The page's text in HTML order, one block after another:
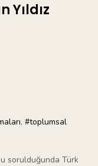
Yıldız
, #toplumsal
sorulduğunda Türk